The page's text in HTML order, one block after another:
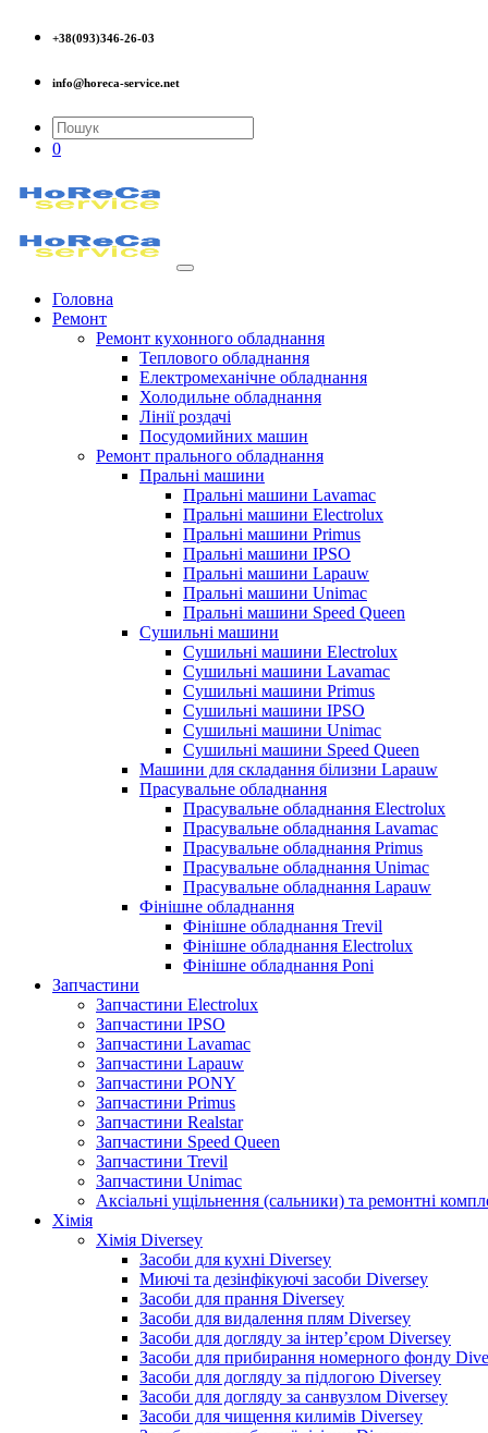
+38(093)346-26-03
info@horeca-service.net
0
Головна
Ремонт
Ремонт кухонного обладнання
Теплового обладнання
Електромеханічне обладнання
Холодильне обладнання
Лінії роздачі
Посудомийних машин
Ремонт прального обладнання
Пральні машини
Пральні машини Lavamac
Пральні машини Electrolux
Пральні машини Primus
Пральні машини IPSO
Пральні машини Lapauw
Пральні машини Unimac
Пральні машини Speed Queen
Сушильні машини
Сушильні машини Electrolux
Сушильні машини Lavamac
Сушильні машини Primus
Сушильні машини IPSO
Сушильні машини Unimac
Сушильні машини Speed Queen
Машини для складання білизни Lapauw
Прасувальне обладнання
Прасувальне обладнання Electrolux
Прасувальне обладнання Lavamac
Прасувальне обладнання Primus
Прасувальне обладнання Unimac
Прасувальне обладнання Lapauw
Фінішне обладнання
Фінішне обладнання Trevil
Фінішне обладнання Electrolux
Фінішне обладнання Poni
Запчастини
Запчастини Electrolux
Запчастини IPSO
Запчастини Lavamac
Запчастини Lapauw
Запчастини PONY
Запчастини Primus
Запчастини Realstar
Запчастини Speed Queen
Запчастини Trevil
Запчастини Unimac
Аксіальні ущільнення (сальники) та ремонтні
Хімія
Хімія Diversey
Засоби для кухні Diversey
Миючі та дезінфікуючі засоби Diversey
Засоби для прання Diversey
Засоби для видалення плям Diversey
Засоби для догляду за інтер’єром Diversey
Засоби для прибирання номерного фонду
Засоби для догляду за підлогою Diversey
Засоби для догляду за санвузлом Diversey
Засоби для чищення килимів Diversey